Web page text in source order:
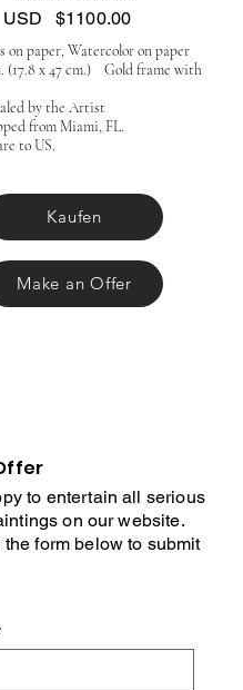
USD $1100.00
on paper, Watercolor on paper
(17.8 x 47 cm.) Gold frame with
by the Artist
from Miami, FL.
to US.
Kaufen
Make an Offer
to entertain all serious
on our website.
form below to submit